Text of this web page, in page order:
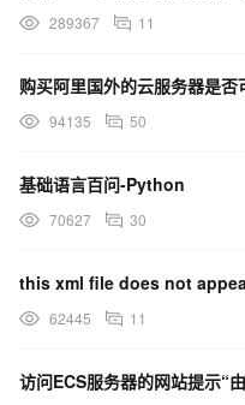
289367 11
购买阿里国外的云服务器是否
94135 50
基础语言百问-Python
70627 30
this xml file does not
62445 11